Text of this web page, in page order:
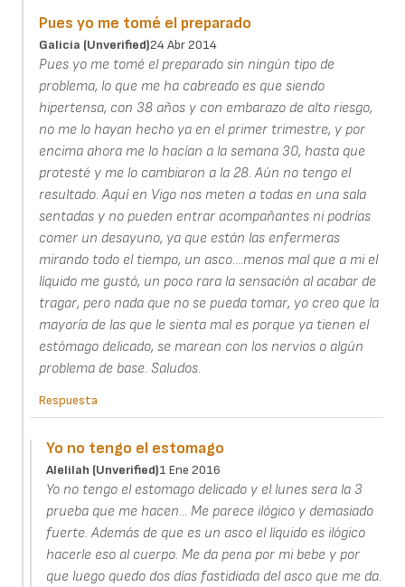
Pues yo me tomé el preparado
Galicia (unverified)24 Abr 2014
Pues yo me tomé el preparado sin ningún tipo de
problema, lo que me ha cabreado es que siendo
hipertensa, con 38 años y con embarazo de alto riesgo,
no me lo hayan hecho ya en el primer trimestre, y por
encima ahora me lo hacían a la semana 30, hasta que
protesté y me lo cambiaron a la 28. Aún no tengo el
resultado. Aquí en Vigo nos meten a todas en una sala
sentadas y no pueden entrar acompañantes ni podrías
comer un desayuno, ya que están las enfermeras
mirando todo el tiempo, un asco....menos mal que a mi el
líquido me gustó, un poco rara la sensación al acabar de
tragar, pero nada que no se pueda tomar, yo creo que la
mayoría de las que le sienta mal es porque ya tienen el
estómago delicado, se marean con los nervios o algún
problema de base. Saludos.
Respuesta
Yo no tengo el estomago
Alelilah (unverified)1 Ene 2016
Yo no tengo el estomago delicado y el lunes sera la 3
prueba que me hacen... Me parece ilógico y demasiado
fuerte. Además de que es un asco el líquido es ilógico
hacerle eso al cuerpo. Me da pena por mi bebe y por
que luego quedo dos días fastidiada del asco que me da.